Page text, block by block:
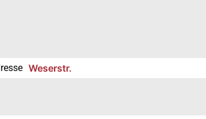
Weserstr.